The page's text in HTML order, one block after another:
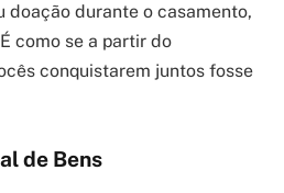
doação durante o casamento,
como se a partir do
conquistarem juntos fosse
de Bens